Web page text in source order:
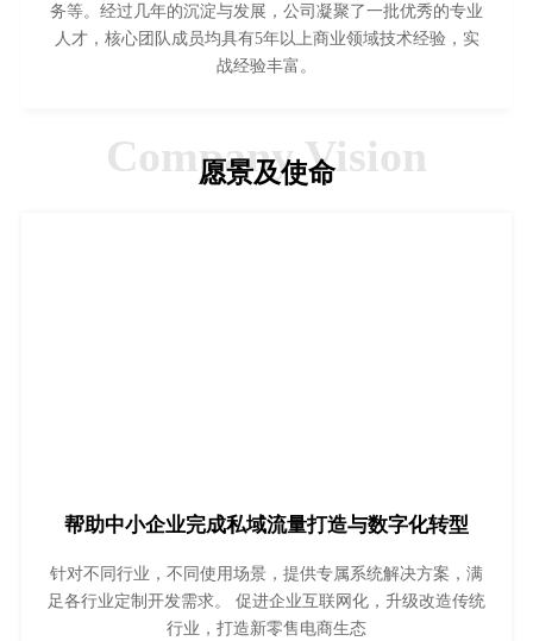
务等。经过几年的沉淀与发展，公司凝聚了一批优秀的专业
人才，核心团队成员均具有5年以上商业领域技术经验，实
战经验丰富。
Company Vision
愿景及使命
帮助中小企业完成私域流量打造与数字化转型
针对不同行业，不同使用场景，提供专属系统解决方案，满
足各行业定制开发需求。 促进企业互联网化，升级改造传统
行业，打造新零售电商生态